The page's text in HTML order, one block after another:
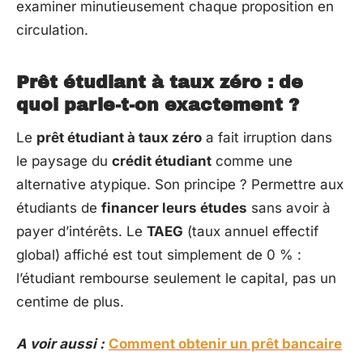
examiner minutieusement chaque proposition en
circulation.
Prêt étudiant à taux zéro : de
quoi parle-t-on exactement ?
Le prêt étudiant à taux zéro a fait irruption dans
le paysage du crédit étudiant comme une
alternative atypique. Son principe ? Permettre aux
étudiants de financer leurs études sans avoir à
payer d’intérêts. Le TAEG (taux annuel effectif
global) affiché est tout simplement de 0 % :
l’étudiant rembourse seulement le capital, pas un
centime de plus.
A voir aussi : Comment obtenir un prêt bancaire